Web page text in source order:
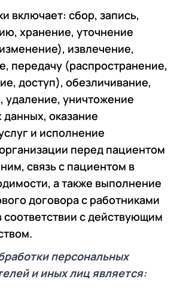
включает: сбор, запись,
хранение, уточнение
извлечение,
передачу (распространение,
доступ), обезличивание,
удаление, уничтожение
оказание
и исполнение
перед пациентом
связь с пациентом в
а также выполнение
договора с работниками
соответствии с действующим
персональных
и иных лиц является: